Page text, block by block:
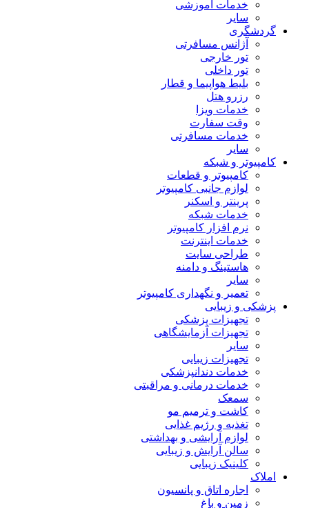
خدمات آموزشی
سایر
گردشگری
آژانس مسافرتی
تور خارجی
تور داخلی
بلیط هواپیما و قطار
رزرو هتل
خدمات ویزا
وقت سفارت
خدمات مسافرتی
سایر
کامپیوتر و شبکه
کامپیوتر و قطعات
لوازم جانبی کامپیوتر
پرینتر و اسکنر
خدمات شبکه
نرم افزار کامپیوتر
خدمات اینترنت
طراحی سایت
هاستینگ و دامنه
سایر
تعمیر و نگهداری کامپیوتر
پزشکی و زیبایی
تجهیزات پزشکی
تجهیزات آزمایشگاهی
سایر
تجهیزات زیبایی
خدمات دندانپزشکی
خدمات درمانی و مراقبتی
سمعک
کاشت و ترمیم مو
تغذیه و رژیم غذایی
لوازم آرایشی و بهداشتی
سالن آرایش و زیبایی
کلینیک زیبایی
املاک
اجاره اتاق و پانسیون
زمین و باغ